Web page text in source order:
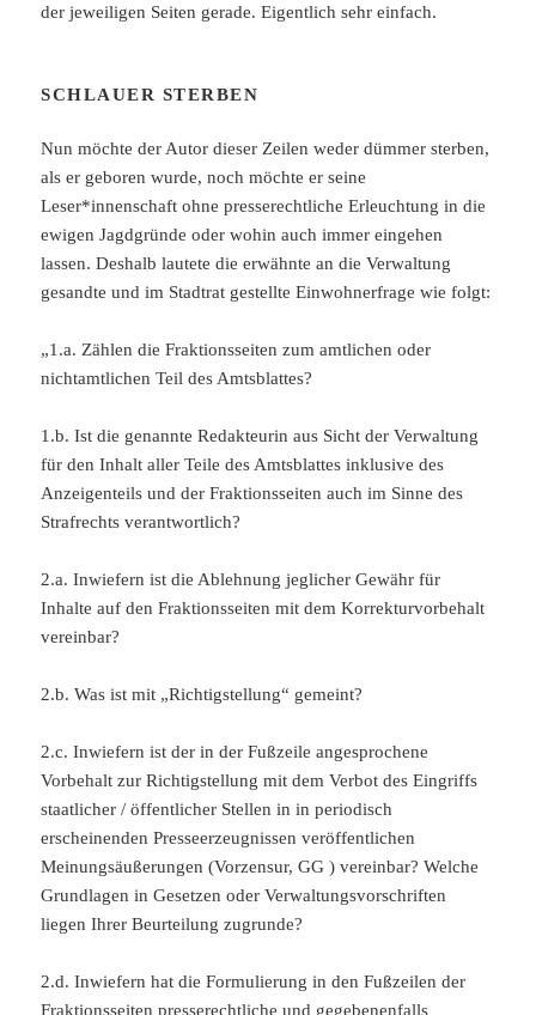
der jeweiligen Seiten gerade. Eigentlich sehr einfach.
SCHLAUER STERBEN
Nun möchte der Autor dieser Zeilen weder dümmer sterben,
als er geboren wurde, noch möchte er seine
Leser*innenschaft ohne presserechtliche Erleuchtung in die
ewigen Jagdgründe oder wohin auch immer eingehen
lassen. Deshalb lautete die erwähnte an die Verwaltung
gesandte und im Stadtrat gestellte Einwohnerfrage wie folgt:
„1.a. Zählen die Fraktionsseiten zum amtlichen oder
nichtamtlichen Teil des Amtsblattes?
1.b. Ist die genannte Redakteurin aus Sicht der Verwaltung
für den Inhalt aller Teile des Amtsblattes inklusive des
Anzeigenteils und der Fraktionsseiten auch im Sinne des
Strafrechts verantwortlich?
2.a. Inwiefern ist die Ablehnung jeglicher Gewähr für
Inhalte auf den Fraktionsseiten mit dem Korrekturvorbehalt
vereinbar?
2.b. Was ist mit „Richtigstellung“ gemeint?
2.c. Inwiefern ist der in der Fußzeile angesprochene
Vorbehalt zur Richtigstellung mit dem Verbot des Eingriffs
staatlicher / öffentlicher Stellen in in periodisch
erscheinenden Presseerzeugnissen veröffentlichen
Meinungsäußerungen (Vorzensur, GG ) vereinbar? Welche
Grundlagen in Gesetzen oder Verwaltungsvorschriften
liegen Ihrer Beurteilung zugrunde?
2.d. Inwiefern hat die Formulierung in den Fußzeilen der
Fraktionsseiten presserechtliche und gegebenenfalls